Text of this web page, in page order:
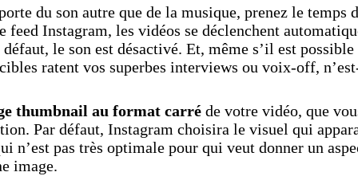
du son autre que de la musique, prenez le temps
feed Instagram, les vidéos se déclenchent
le son est désactivé. Et, même s’il est
ratent vos superbes interviews ou voix-off,
thumbnail au format carré de votre vidéo, que
Par défaut, Instagram choisira le visuel qui
n’est pas très optimale pour qui veut donner un
image.